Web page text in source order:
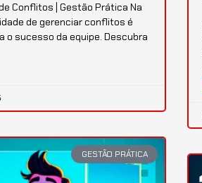
Conflitos | Gestão Prática Na
de gerenciar conflitos é
o sucesso da equipe. Descubra
GESTÃO PRÁTICA